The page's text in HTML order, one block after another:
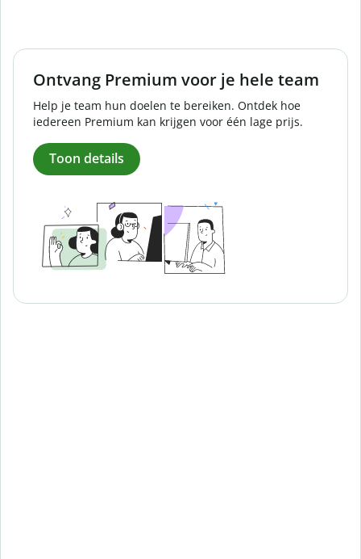
Ontvang Premium voor je hele team
Help je team hun doelen te bereiken. Ontdek hoe
iedereen Premium kan krijgen voor één lage prijs.
Toon details